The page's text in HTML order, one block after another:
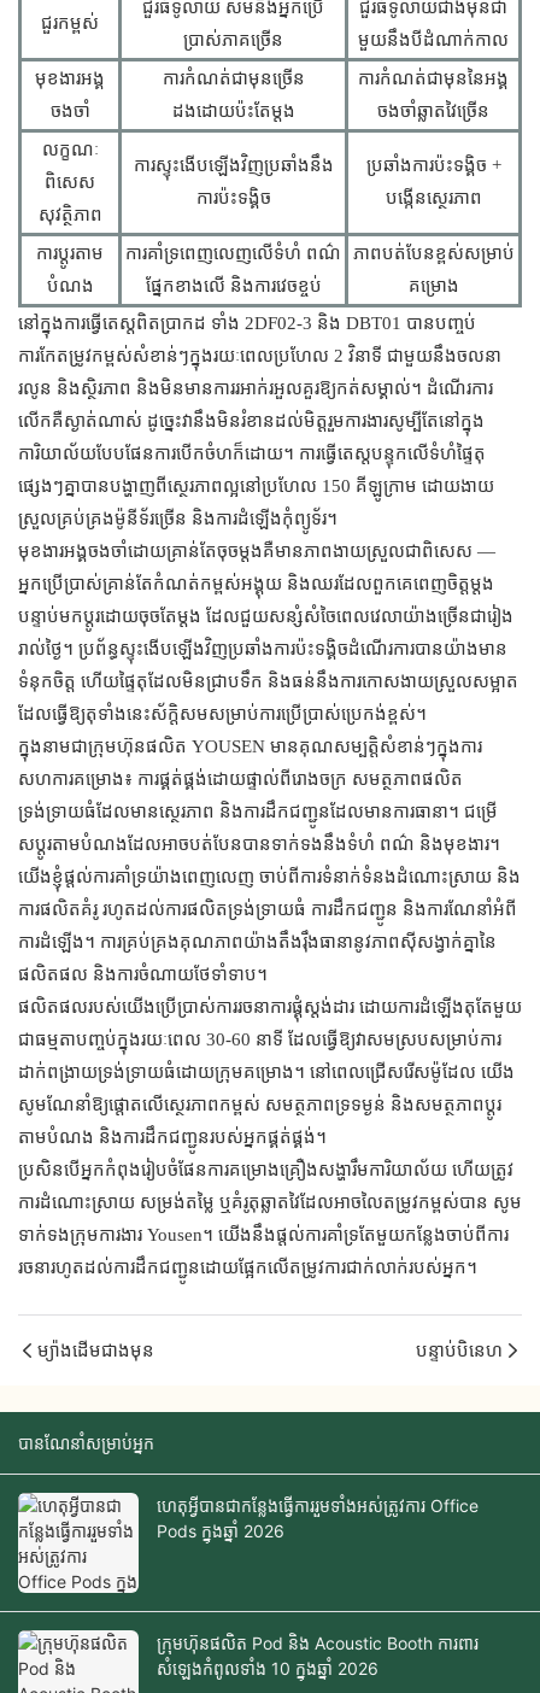
ជួរកម្ពស់
ជួរធំទូលាយ សមនឹងអ្នកប្រើ
ប្រាស់ភាគច្រើន
ជួរធំទូលាយជាងមុនជា
មួយនឹងបីដំណាក់កាល
មុខងារអង្គ
ចងចាំ
ការកំណត់ជាមុនច្រើន
ដងដោយប៉ះតែម្តង
ការកំណត់ជាមុននៃអង្គ
ចងចាំឆ្លាតវៃច្រើន
លក្ខណៈ
ពិសេស
សុវត្ថិភាព
ការស្ទុះងើបឡើងវិញប្រឆាំងនឹង
ការប៉ះទង្គិច
ប្រឆាំងការប៉ះទង្គិច +
បង្កើនស្ថេរភាព
ការប្ដូរតាម
បំណង
ការគាំទ្រពេញលេញលើទំហំ ពណ៌
ផ្នែកខាងលើ និងការវេចខ្ចប់
ភាពបត់បែនខ្ពស់សម្រាប់
គម្រោង
នៅក្នុងការធ្វើតេស្តពិតប្រាកដ ទាំង 2DF02-3 និង DBT01 បានបញ្ចប់
ការកែតម្រូវកម្ពស់សំខាន់ៗក្នុងរយៈពេលប្រហែល 2 វិនាទី ជាមួយនឹងចលនា
រលូន និងស្ថិរភាព និងមិនមានការរអាក់រអួលគួរឱ្យកត់សម្គាល់។ ដំណើរការ
លើកគឺស្ងាត់ណាស់ ដូច្នេះវានឹងមិនរំខានដល់មិត្តរួមការងារសូម្បីតែនៅក្នុង
ការិយាល័យបែបផែនការបើកចំហក៏ដោយ។ ការធ្វើតេស្តបន្ទុកលើទំហំផ្ទៃតុ
ផ្សេងៗគ្នាបានបង្ហាញពីស្ថេរភាពល្អនៅប្រហែល 150 គីឡូក្រាម ដោយងាយ
ស្រួលគ្រប់គ្រងម៉ូនីទ័រច្រើន និងការដំឡើងកុំព្យូទ័រ។
មុខងារ​អង្គចងចាំ​ដោយ​គ្រាន់តែ​ចុច​ម្តង​គឺ​មាន​ភាពងាយស្រួល​ជាពិសេស —
អ្នកប្រើប្រាស់​គ្រាន់តែ​កំណត់​កម្ពស់​អង្គុយ និង​ឈរ​ដែល​ពួកគេ​ពេញចិត្ត​ម្តង
បន្ទាប់មក​ប្តូរ​ដោយ​ចុច​តែម្តង ដែល​ជួយ​សន្សំសំចៃ​ពេលវេលា​យ៉ាងច្រើន​ជា​រៀង
រាល់ថ្ងៃ។ ប្រព័ន្ធ​ស្ទុះ​ងើបឡើង​វិញ​ប្រឆាំង​ការប៉ះទង្គិច​ដំណើរការ​បាន​យ៉ាង​មាន​
ទំនុកចិត្ត ហើយ​ផ្ទៃតុ​ដែល​មិន​ជ្រាប​ទឹក និង​ធន់នឹង​ការកោស​ងាយស្រួល​សម្អាត
ដែល​ធ្វើឱ្យ​តុ​ទាំងនេះ​ស័ក្តិសម​សម្រាប់​ការប្រើប្រាស់​ប្រេកង់​ខ្ពស់។
ក្នុងនាមជាក្រុមហ៊ុនផលិត YOUSEN មានគុណសម្បត្តិសំខាន់ៗក្នុងការ
សហការគម្រោង៖ ការផ្គត់ផ្គង់ដោយផ្ទាល់ពីរោងចក្រ សមត្ថភាពផលិត
ទ្រង់ទ្រាយធំដែលមានស្ថេរភាព និងការដឹកជញ្ជូនដែលមានការធានា។ ជម្រើ
សប្ដូរតាមបំណងដែលអាចបត់បែនបានទាក់ទងនឹងទំហំ ពណ៌ និងមុខងារ។
យើងខ្ញុំផ្តល់ការគាំទ្រយ៉ាងពេញលេញ ចាប់ពីការទំនាក់ទំនងដំណោះស្រាយ និង
ការផលិតគំរូ រហូតដល់ការផលិតទ្រង់ទ្រាយធំ ការដឹកជញ្ជូន និងការណែនាំអំពី
ការដំឡើង។ ការគ្រប់គ្រងគុណភាពយ៉ាងតឹងរ៉ឹងធានានូវភាពស៊ីសង្វាក់គ្នានៃ
ផលិតផល និងការចំណាយថែទាំទាប។
ផលិតផលរបស់យើងប្រើប្រាស់ការរចនាការផ្គុំស្តង់ដារ ដោយការដំឡើងតុតែមួយ
ជាធម្មតាបញ្ចប់ក្នុងរយៈពេល 30-60 នាទី ដែលធ្វើឱ្យវាសមស្របសម្រាប់ការ
ដាក់ពង្រាយទ្រង់ទ្រាយធំដោយក្រុមគម្រោង។ នៅពេលជ្រើសរើសម៉ូដែល យើង
សូមណែនាំឱ្យផ្តោតលើស្ថេរភាពកម្ពស់ សមត្ថភាពទ្រទម្ងន់ និងសមត្ថភាពប្ដូរ
តាមបំណង និងការដឹកជញ្ជូនរបស់អ្នកផ្គត់ផ្គង់។
ប្រសិនបើអ្នកកំពុងរៀបចំផែនការគម្រោងគ្រឿងសង្ហារឹមការិយាល័យ ហើយត្រូវ
ការដំណោះស្រាយ សម្រង់តម្លៃ ឬគំរូតុឆ្លាតវៃដែលអាចលៃតម្រូវកម្ពស់បាន សូម
ទាក់ទងក្រុមការងារ Yousen។ យើងនឹងផ្តល់ការគាំទ្រតែមួយកន្លែងចាប់ពីការ
រចនារហូតដល់ការដឹកជញ្ជូនដោយផ្អែកលើតម្រូវការជាក់លាក់របស់អ្នក។
ម្យ៉ាងដើមជាងមុន បន្ទាប់បិនេហ
បានណែនាំសម្រាប់អ្នក
ហេតុអ្វីបានជាកន្លែងធ្វើការរួមទាំងអស់ត្រូវការ Office
Pods ក្នុងឆ្នាំ 2026
ក្រុមហ៊ុនផលិត Pod និង Acoustic Booth ការពារ
សំឡេងកំពូលទាំង 10 ក្នុងឆ្នាំ 2026